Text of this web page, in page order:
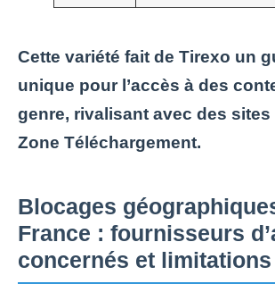
Cette variété fait de Tirexo un
unique pour l’accès à des
genre, rivalisant avec des sites
Zone Téléchargement.
Blocages
France : fournisseurs
concernés et limitations